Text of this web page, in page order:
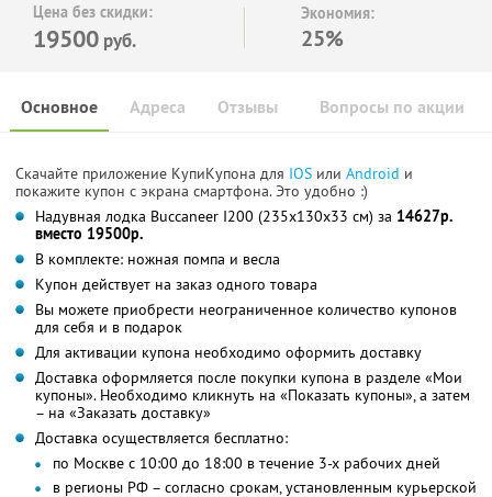
Цена без скидки:
19500 руб.
Экономия:
25%
Основное Отзывы Вопросы по акции
Адреса
Скачайте приложение КупиКупона для IOS или Android и
покажите купон с экрана смартфона. Это удобно :)
Надувная лодка Buccaneer I200 (235х130х33 см) за 14627р.
вместо 19500р.
В комплекте: ножная помпа и весла
Купон действует на заказ одного товара
Вы можете приобрести неограниченное количество купонов
для себя и в подарок
Для активации купона необходимо оформить доставку
Доставка оформляется после покупки купона в разделе «Мои
купоны». Необходимо кликнуть на «Показать купоны», а затем
– на «Заказать доставку»
Доставка осуществляется бесплатно:
по Москве с 10:00 до 18:00 в течение 3-х рабочих дней
в регионы РФ – согласно срокам, установленным курьерской